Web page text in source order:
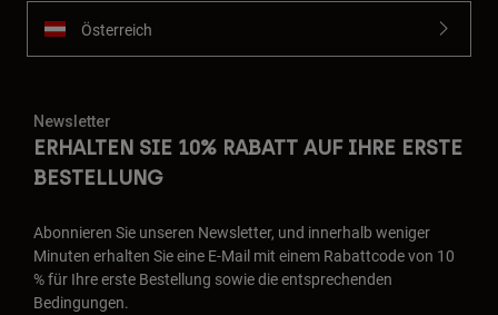
Österreich
Newsletter
ERHALTEN SIE 10% RABATT AUF IHRE ERSTE
BESTELLUNG
Abonnieren Sie unseren Newsletter, und innerhalb weniger
Minuten erhalten Sie eine E-Mail mit einem Rabattcode von 10
% für Ihre erste Bestellung sowie die entsprechenden
Bedingungen.